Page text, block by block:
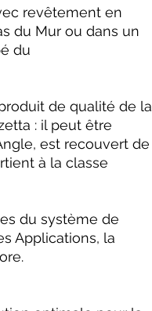
revêtement en
du Mur ou dans un
du
de qualité de la
: il peut être
est recouvert de
à la classe
du système de
Applications, la